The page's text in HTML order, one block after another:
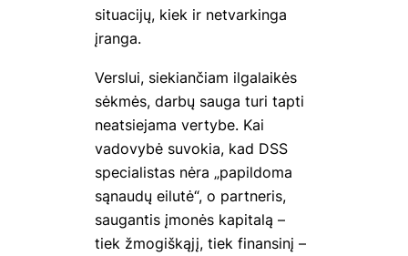
situacijų, kiek ir netvarkinga
įranga.
Verslui, siekiančiam ilgalaikės
sėkmės, darbų sauga turi tapti
neatsiejama vertybe. Kai
vadovybė suvokia, kad DSS
specialistas nėra „papildoma
sąnaudų eilutė“, o partneris,
saugantis įmonės kapitalą –
tiek žmogiškąjį, tiek finansinį –